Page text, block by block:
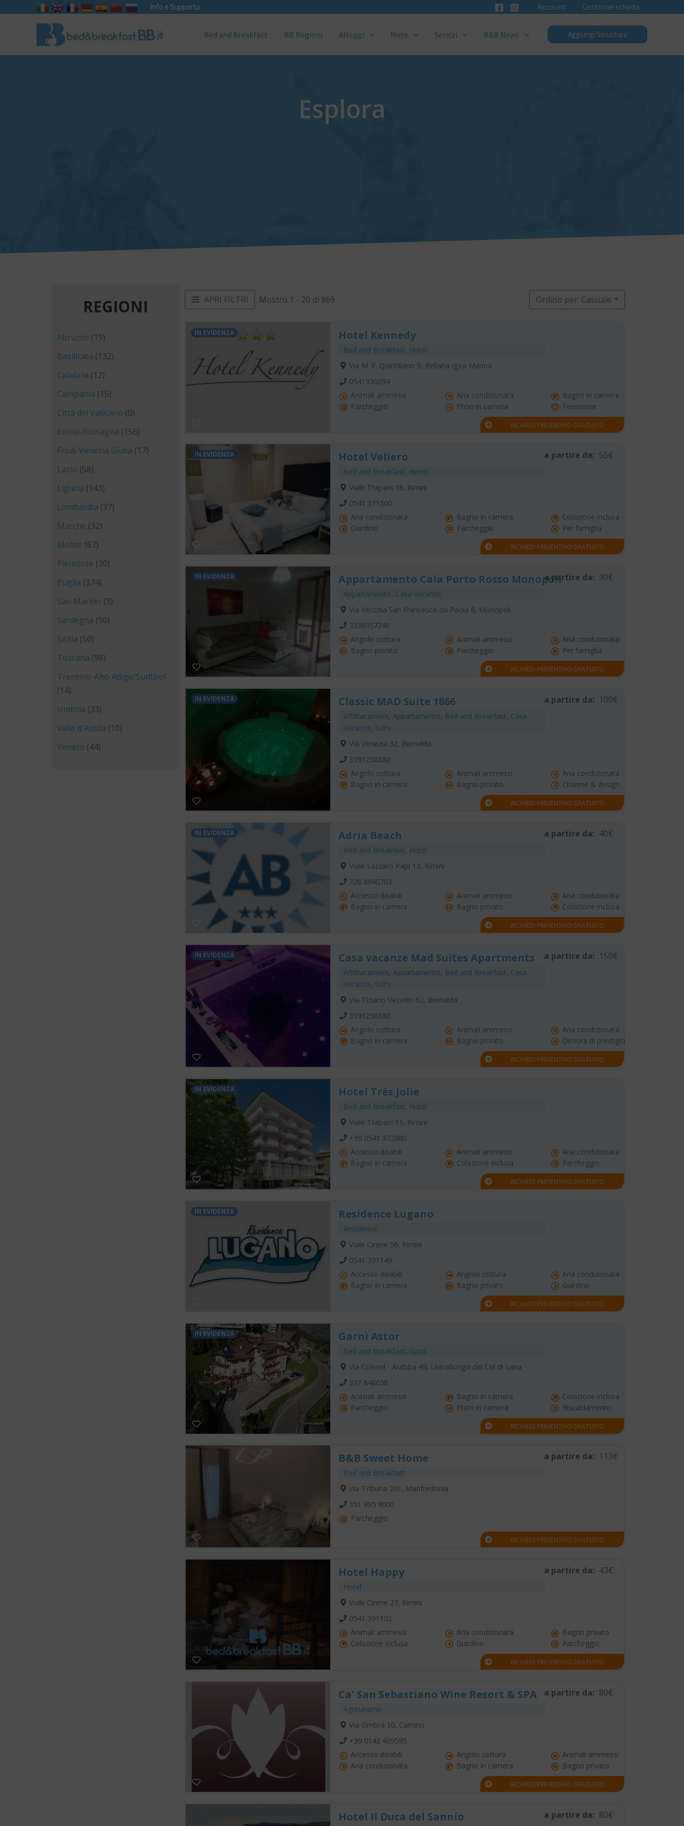
info e Supporto Account Gestione scheda
Bed and Breakfast BB Regioni Alloggi Mete Servizi B&B News Aggiungi Struttura
Esplora
APRI FILTRI Mostro 1 - 20 di 869 Ordino per: Casuale
Hotel Kennedy
Bed and Breakfast, Hotel
Via M. F. Quintiliano 9, Bellaria-Igea Marina
0541330294
Animali ammessi
Aria condizionata
Bagno in camera
Parcheggio
Phon in camera Televisore
RICHIEDI PREVENTIVO GRATUITO
IN EVIDENZA
Hotel Veliero
Bed and Breakfast, Hotel
a partire da: 55€
Viale Trapani 18, Rimini
0541 371560
Aria condizionata
Bagno in camera
Colazione inclusa
Giardino
Parcheggio Per famiglia
RICHIEDI PREVENTIVO GRATUITO
IN EVIDENZA
Appartamento Cala Porto Rosso Monopoli
Appartamento, Casa Vacanze
a partire da: 90€
Via Vecchia San Francesco da Paola 8, Monopoli
3338957746
Angolo cottura
Animali ammessi
Aria condizionata
Bagno privato
Parcheggio Per famiglia
RICHIEDI PREVENTIVO GRATUITO
IN EVIDENZA
Classic MAD Suite 1866
Affittacamere,Appartamento, Bed and Breakfast, Casa
Vacanze, Suite
a partire da: 100€
Via Venezia 32, Bernalda
3391258380
Angolo cottura
Animali ammessi
Aria condizionata
Bagno in camera
Bagno privato Charme & design
RICHIEDI PREVENTIVO GRATUITO
IN EVIDENZA
Adria Beach
Bed and Breakfast, Hotel
a partire da: 40€
Viale Lazzaro Papi 13, Rimini
328 8940703
Accesso disabili
Animali ammessi
Aria condizionata
Bagno in camera
Bagno privato Colazione inclusa
RICHIEDI PREVENTIVO GRATUITO
IN EVIDENZA
Casa vacanze Mad Suites Apartments
Affittacamere,Appartamento, Bed and Breakfast, Casa
Vacanze, Suite
a partire da: 150€
Via Tiziano Vecellio 62, Bernalda
3391258380
Angolo cottura
Animali ammessi
Aria condizionata
Bagno in camera
Bagno privato Dimora di prestigio
RICHIEDI PREVENTIVO GRATUITO
IN EVIDENZA
Hotel Très Jolie
Bed and Breakfast, Hotel
Viale Trapani 11, Rimini
+39 0541 372680
Accesso disabili
Animali ammessi
Aria condizionata
Bagno in camera
Colazione inclusa Parcheggio
RICHIEDI PREVENTIVO GRATUITO
IN EVIDENZA
Residence Lugano
Residence
Viale Cirene 56, Rimini
0541 391149
Accesso disabili
Angolo cottura
Aria condizionata
Bagno in camera
Bagno privato Giardino
RICHIEDI PREVENTIVO GRATUITO
IN EVIDENZA
Garnì Astor
Bed and Breakfast, Garnì
Via Colesel - Arabba 49, Livinallongo del Col di Lana
337 848658
Animali ammessi
Bagno in camera
Colazione inclusa
Parcheggio
Phon in camera Riscaldamento
RICHIEDI PREVENTIVO GRATUITO
IN EVIDENZA
B&B Sweet Home
Bed and Breakfast
a partire da: 113€
Via Tribuna 201, Manfredonia
351 995 9000
Parcheggio
RICHIEDI PREVENTIVO GRATUITO
Hotel Happy
Hotel
a partire da: 43€
Viale Cirene 27, Rimini
0541 391102
Animali ammessi
Aria condizionata
Bagno privato
Colazione inclusa
Giardino Parcheggio
RICHIEDI PREVENTIVO GRATUITO
Ca' San Sebastiano Wine Resort & SPA
Agriturismo
a partire da: 80€
Via Ombra 10, Camino
+39 0142 469595
Accesso disabili
Angolo cottura
Animali ammessi
Aria condizionata
Bagno in camera Bagno privato
RICHIEDI PREVENTIVO GRATUITO
Hotel Il Duca del Sannio a partire da: 80€
REGIONI
Abruzzo (19)
Basilicata (132)
Calabria (12)
Campania (15)
Città del Vaticano (0)
Emilia-Romagna (156)
Friuli-Venezia Giulia (17)
Lazio (58)
Liguria (143)
Lombardia (37)
Marche (32)
Molise (67)
Piemonte (30)
Puglia (374)
San Marino (3)
Sardegna (90)
Sicilia (50)
Toscana (98)
Trentino-Alto Adige/Südtirol
(14)
Umbria (33)
Valle d'Aosta (10)
Veneto (44)